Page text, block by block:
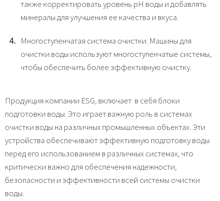
также корректировать уровень pH воды и добавлять
минералы для улучшения ее качества и вкуса.
Многоступенчатая система очистки. Машины для
очистки воды используют многоступенчатые системы,
чтобы обеспечить более эффективную очистку.
Продукция компании ESG, включает в себя блоки
подготовки воды. Это играет важную роль в системах
очистки воды на различных промышленных объектах. Эти
устройства обеспечивают эффективную подготовку воды
перед его использованием в различных системах, что
критически важно для обеспечения надежности,
безопасности и эффективности всей системы очистки
воды.